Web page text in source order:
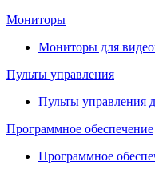
Мониторы
Мониторы для
Пульты управления
Пульты управления
Программное обеспечение
Программное